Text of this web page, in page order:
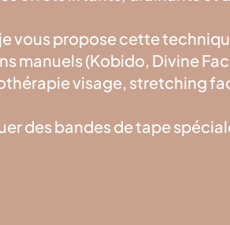
vous propose cette
manuels (Kobido, Divine
visage, stretching
des bandes de tape